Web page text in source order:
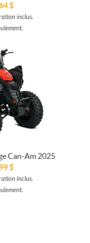
$
inclus.
Can-Am 2025
$
inclus.